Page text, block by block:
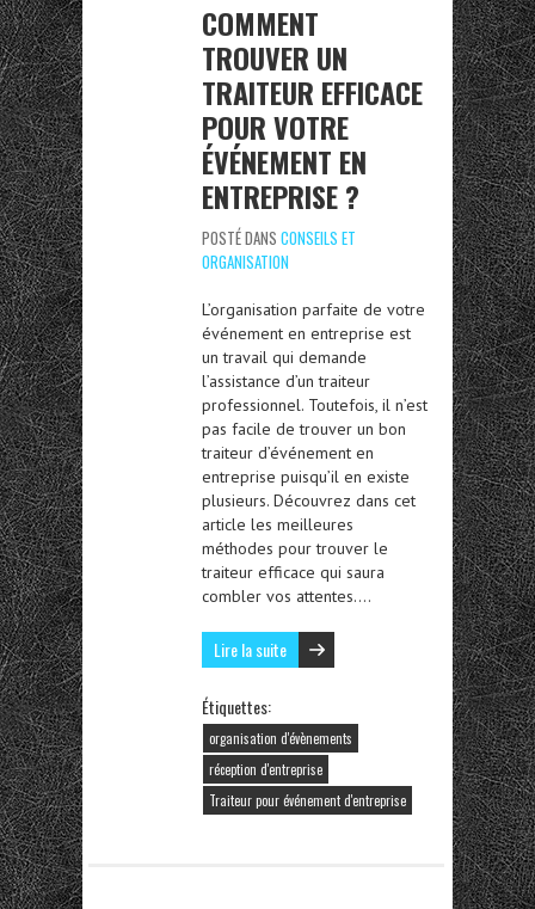
COMMENT
TROUVER UN
TRAITEUR EFFICACE
POUR VOTRE
ÉVÉNEMENT EN
ENTREPRISE ?
POSTÉ DANS CONSEILS ET
ORGANISATION
L’organisation parfaite de votre
événement en entreprise est
un travail qui demande
l’assistance d’un traiteur
professionnel. Toutefois, il n’est
pas facile de trouver un bon
traiteur d’événement en
entreprise puisqu’il en existe
plusieurs. Découvrez dans cet
article les meilleures
méthodes pour trouver le
traiteur efficace qui saura
combler vos attentes….
Lire la suite
Étiquettes:
organisation d'évènements
réception d'entreprise
Traiteur pour événement d'entreprise